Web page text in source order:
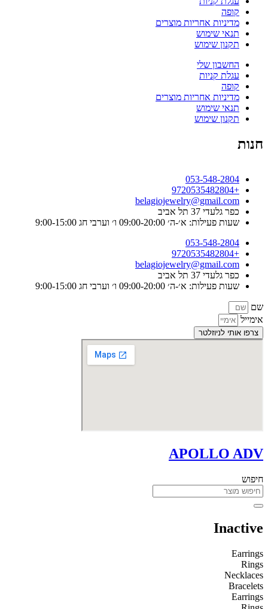
קופה
מדיניות אחריות מוצרים
תנאי שימוש
תקנון שימוש
החשבון שלי
עגלת קניות
קופה
מדיניות אחריות מוצרים
תנאי שימוש
תקנון שימוש
חנות
053-548-2804
+9720535482804
belagiojewelry@gmail.com
כפר גלעדי 37 תל אביב
שעות פעילות: א׳-ה׳ 09:00-20:00 ו׳ וערבי חג 9:00-15:00
053-548-2804
+9720535482804
belagiojewelry@gmail.com
כפר גלעדי 37 תל אביב
שעות פעילות: א׳-ה׳ 09:00-20:00 ו׳ וערבי חג 9:00-15:00
שם
אימייל
צרפו אותי לניוזלטר
APOLLO ADV
חיפוש
Inactive
Earrings
Rings
Necklaces
Bracelets
Earrings